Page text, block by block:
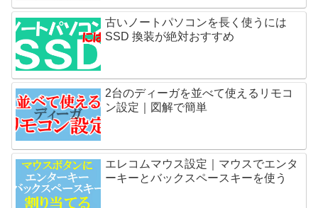
古いノートパソコンを長く使うには
SSD 換装が絶対おすすめ
2台のディーガを並べて使えるリモコ
ン設定｜図解で簡単
エレコムマウス設定｜マウスでエンタ
ーキーとバックスペースキーを使う